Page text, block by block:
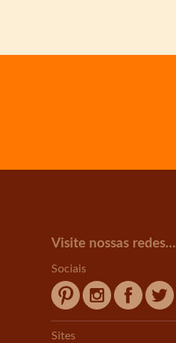
Visite nossas redes...
Sociais
Sites